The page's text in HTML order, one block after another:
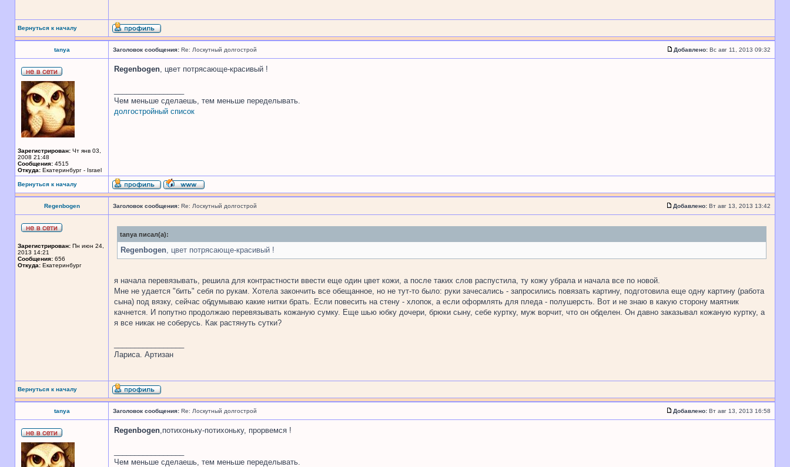
Вернуться к началу
tanya Заголовок сообщения: Re: Лоскутный долгострой Добавлено: Вс авг 11, 2013 09:32
Зарегистрирован: Чт янв 03,
2008 21:48
Сообщения: 4515
Откуда: Екатеринбург - Israel
Regenbogen, цвет потрясающе-красивый !
Чем меньше сделаешь, тем меньше переделывать.
долгостройный список
Вернуться к началу
Regenbogen Заголовок сообщения: Re: Лоскутный долгострой Добавлено: Вт авг 13, 2013 13:42
Зарегистрирован: Пн июн 24,
2013 14:21
Сообщения: 656
Откуда: Екатеринбург
tanya писал(а):
Regenbogen, цвет потрясающе-красивый !
я начала перевязывать, решила для контрастности ввести еще один цвет кожи, а после таких слов распустила, ту кожу убрала и начала все по новой.
Мне не удается "бить" себя по рукам. Хотела закончить все обещанное, но не тут-то было: руки зачесались - запросились повязать картину, подготовила еще одну картину (работа
сына) под вязку, сейчас обдумываю какие нитки брать. Если повесить на стену - хлопок, а если оформлять для пледа - полушерсть. Вот и не знаю в какую сторону маятник
качнется. И попутно продолжаю перевязывать кожаную сумку. Еще шью юбку дочери, брюки сыну, себе куртку, муж ворчит, что он обделен. Он давно заказывал кожаную куртку, а
я все никак не соберусь. Как растянуть сутки?
Лариса. Артизан
Вернуться к началу
tanya Заголовок сообщения: Re: Лоскутный долгострой Добавлено: Вт авг 13, 2013 16:58
Regenbogen,потихоньку-потихоньку, прорвемся !
Чем меньше сделаешь, тем меньше переделывать.